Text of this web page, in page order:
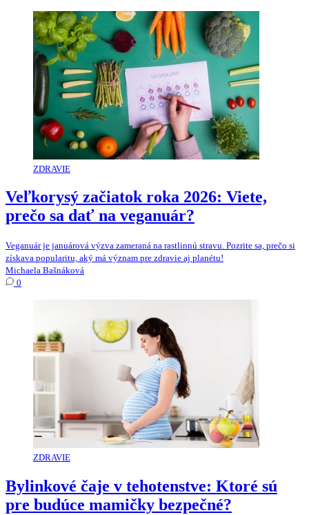
ZDRAVIE
Veľkorysý začiatok roka 2026: Viete,
prečo sa dať na veganuár?
Veganuár je januárová výzva zameraná na rastlinnú stravu. Pozrite sa, prečo si
získava popularitu, aký má význam pre zdravie aj planétu!
Michaela Bašnáková
0
ZDRAVIE
Bylinkové čaje v tehotenstve: Ktoré sú
pre budúce mamičky bezpečné?